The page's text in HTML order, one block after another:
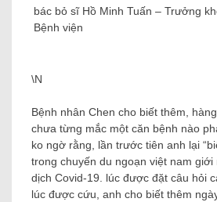
bác bỏ sĩ Hồ Minh Tuấn – Trưởng
Bệnh viện
\N
Bệnh nhân Chen cho biết thêm,
chưa từng mắc một căn bệnh nào
ko ngờ rằng, lần trước tiên anh lại
trong chuyến du ngoạn việt nam
dịch Covid-19. lúc được đặt câu hỏi
lúc được cứu, anh cho biết thêm